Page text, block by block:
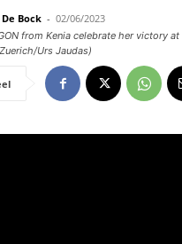
from Kenia celebrate her victory
Urs Jaudas)
Bock - 02/06/2023